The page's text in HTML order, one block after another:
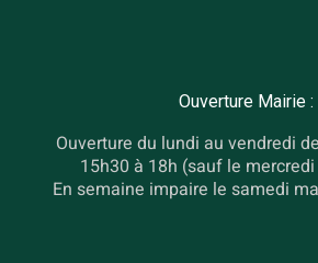
Ouverture Mairie :
Ouverture du lundi au vendredi
15h30 à 18h (sauf le
En semaine impaire le samedi